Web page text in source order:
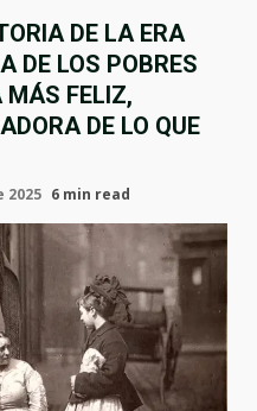
DE LA ERA
DE LOS POBRES
MÁS FELIZ,
DE LO QUE
2025 6 min read